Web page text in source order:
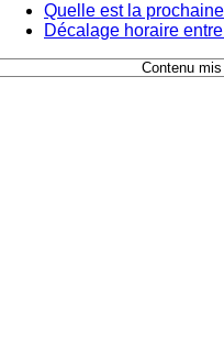
Quelle est la
Décalage horaire
Contenu